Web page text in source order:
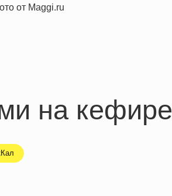
на кефире